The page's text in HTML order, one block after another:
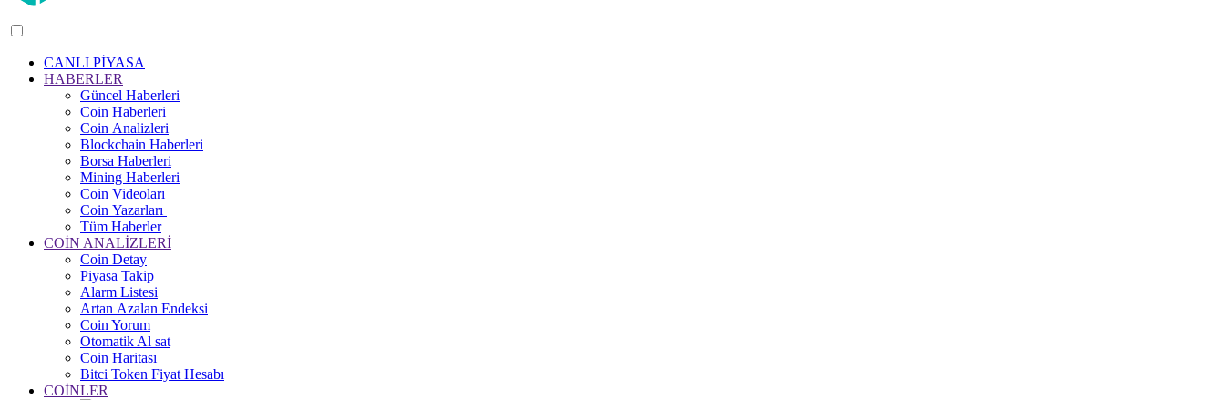
CANLI PİYASA
HABERLER
Güncel Haberleri
Coin Haberleri
Coin Analizleri
Blockchain Haberleri
Borsa Haberleri
Mining Haberleri
Coin Videoları
Coin Yazarları
Tüm Haberler
COİN ANALİZLERİ
Coin Detay
Piyasa Takip
Alarm Listesi
Artan Azalan Endeksi
Coin Yorum
Otomatik Al sat
Coin Haritası
Bitci Token Fiyat Hesabı
COİNLER